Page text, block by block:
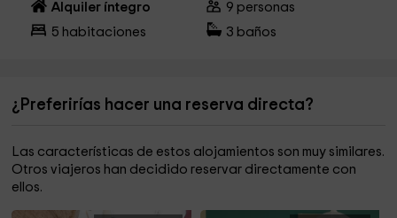
Alquiler íntegro 9 personas
5 habitaciones 3 baños
¿Preferirías hacer una reserva directa?
Las características de estos alojamientos son muy similares.
Otros viajeros han decidido reservar directamente con
ellos.